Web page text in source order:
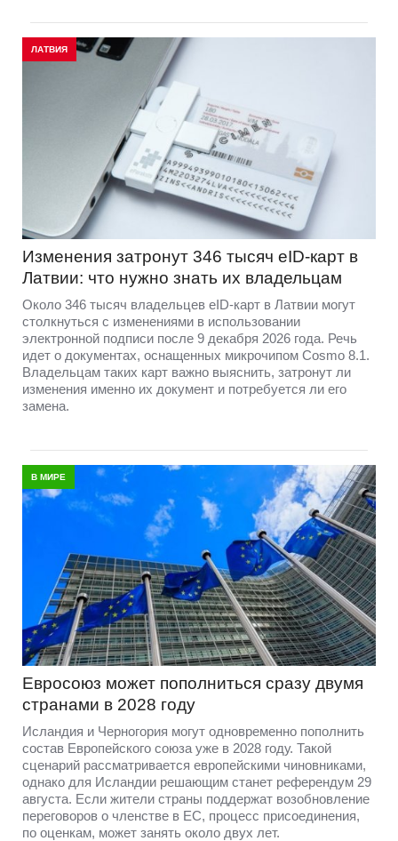
ЛАТВИЯ
Изменения затронут 346 тысяч eID-карт в
Латвии: что нужно знать их владельцам
Около 346 тысяч владельцев eID-карт в Латвии могут
столкнуться с изменениями в использовании
электронной подписи после 9 декабря 2026 года. Речь
идет о документах, оснащенных микрочипом Cosmo 8.1.
Владельцам таких карт важно выяснить, затронут ли
изменения именно их документ и потребуется ли его
замена.
В МИРЕ
Евросоюз может пополниться сразу двумя
странами в 2028 году
Исландия и Черногория могут одновременно пополнить
состав Европейского союза уже в 2028 году. Такой
сценарий рассматривается европейскими чиновниками,
однако для Исландии решающим станет референдум 29
августа. Если жители страны поддержат возобновление
переговоров о членстве в ЕС, процесс присоединения,
по оценкам, может занять около двух лет.